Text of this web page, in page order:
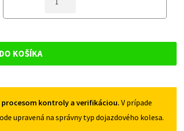
DOJAZDOVÉ
2008-
125/70R18
KOŠÍKA
procesom kontroly a verifikáciou. V prípade
upravená na správny typ dojazdového kolesa.